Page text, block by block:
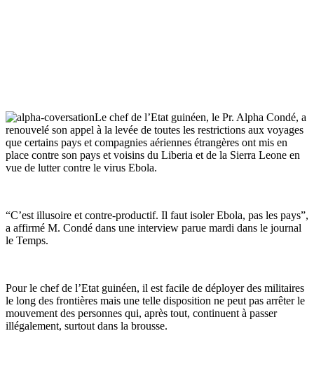
Le chef de l’Etat guinéen, le Pr. Alpha Condé, a
renouvelé son appel à la levée de toutes les restrictions aux voyages
que certains pays et compagnies aériennes étrangères ont mis en
place contre son pays et voisins du Liberia et de la Sierra Leone en
vue de lutter contre le virus Ebola.
“C’est illusoire et contre-productif. Il faut isoler Ebola, pas les pays”,
a affirmé M. Condé dans une interview parue mardi dans le journal
le Temps.
Pour le chef de l’Etat guinéen, il est facile de déployer des militaires
le long des frontières mais une telle disposition ne peut pas arrêter le
mouvement des personnes qui, après tout, continuent à passer
illégalement, surtout dans la brousse.